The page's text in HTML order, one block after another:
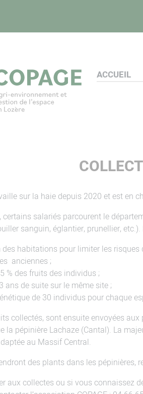
ACCUEIL
sur la haie depuis 2020 et est en
certains salariés parcourent le
sanguin, églantier, prunellier,
habitations pour limiter les risques
anciennes ;
% des fruits des individus ;
ans de suite sur le même site ;
de 30 individus pour chaque
collectés, sont ensuite envoyées
la pépinière Lachaze (Cantal). La
au Massif Central.
des plants dans les pépinières,
aux collectes ou si vous connaissez